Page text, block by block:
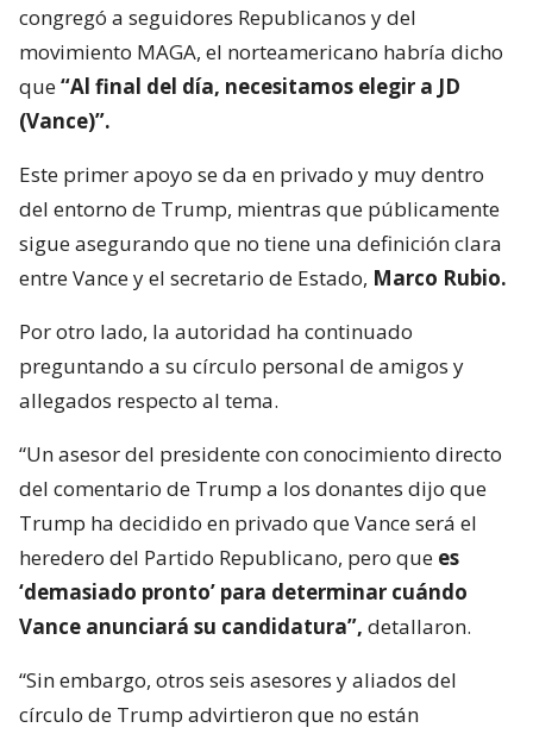
congregó a seguidores Republicanos y del
movimiento MAGA, el norteamericano habría dicho
que“Al final del día, necesitamos elegir a JD
(Vance)”.
Este primer apoyo se da en privado y muy dentro
del entorno de Trump, mientras que públicamente
sigue asegurando que no tiene una definición clara
entre Vance y el secretario de Estado, Marco Rubio.
Por otro lado, la autoridad ha continuado
preguntando a su círculo personal de amigos y
allegados respecto al tema.
“Un asesor del presidente con conocimiento directo
del comentario de Trump a los donantes dijo que
Trump ha decidido en privado que Vance será el
heredero del Partido Republicano, pero que es
‘demasiado pronto’ para determinar cuándo
Vance anunciará su candidatura”, detallaron.
“Sin embargo, otros seis asesores y aliados del
círculo de Trump advirtieron que no están